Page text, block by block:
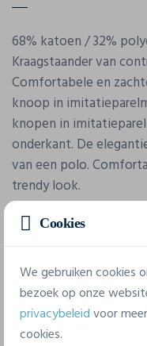
68% katoen / 32%
Kraagstaander van
Comfortabele en
knoop in
knopen in
onderkant. De
van een polo.
trendy look.
Eigenschappen
Cookies
We gebruiken cookies
bezoek op onze
privacybeleidvoor
cookies.